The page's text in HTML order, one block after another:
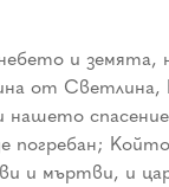
и
от
нашето
и мъртви,